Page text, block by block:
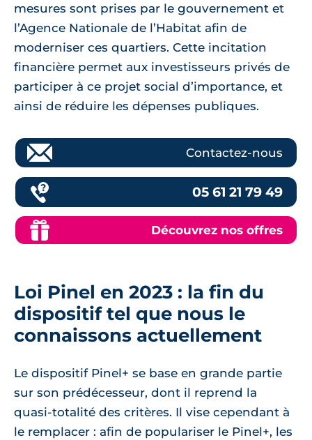
mesures sont prises par le gouvernement et
l’Agence Nationale de l’Habitat afin de
moderniser ces quartiers. Cette incitation
financière permet aux investisseurs privés de
participer à ce projet social d’importance, et
ainsi de réduire les dépenses publiques.
Contactez-nous
05 61 21 79 49
Découvrez nos offres
Loi Pinel en 2023 : la fin du
dispositif tel que nous le
connaissons actuellement
Le dispositif Pinel+ se base en grande partie
sur son prédécesseur, dont il reprend la
quasi-totalité des critères. Il vise cependant à
le remplacer : afin de populariser le Pinel+, les